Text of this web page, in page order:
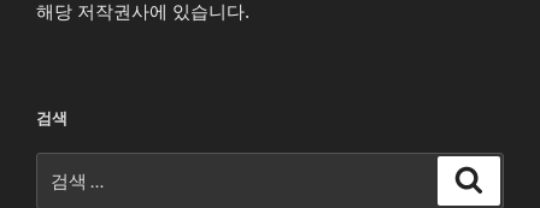
해당 저작권사에 있습니다.
검색
색: